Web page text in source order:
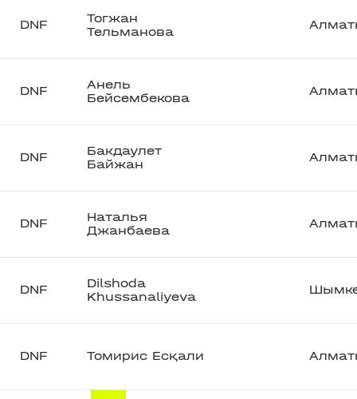
DNF
Тогжан
Тельманова
DNF
Анель
Бейсембекова
DNF
Бакдаулет
Байжан
DNF
Наталья
Джанбаева
DNF
Dilshoda
Khussanaliyeva
DNF Томирис Есқали